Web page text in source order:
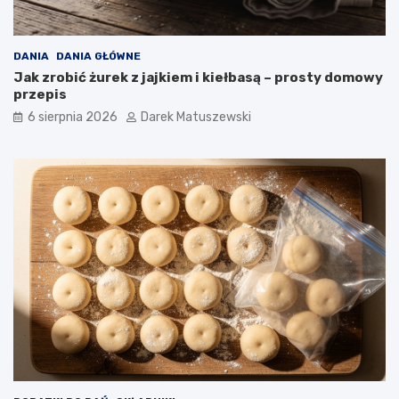
ł
y
a
n
a
j
n
y
o
DANIA DANIA GŁÓWNE
Jak zrobić żurek z jajkiem i kiełbasą – prosty domowy
przepis
6 sierpnia 2026 Darek Matuszewski